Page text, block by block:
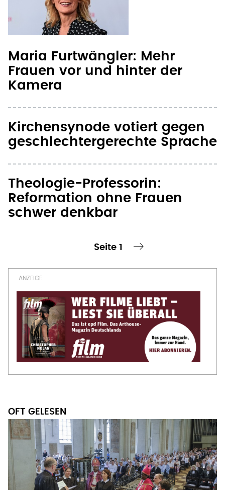
Maria Furtwängler: Mehr
Frauen vor und hinter der
Kamera
Kirchensynode votiert gegen
geschlechtergerechte Sprache
Theologie-Professorin:
Reformation ohne Frauen
schwer denkbar
Seitennummerierung